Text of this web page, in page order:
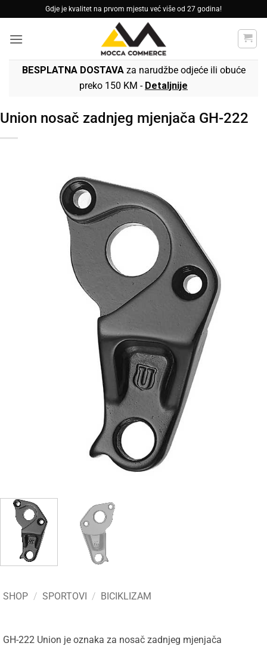
to
content
Gdje je kvalitet na prvom mjestu već više od 27 godina!
BESPLATNA DOSTAVAza narudžbe odjeće ili obuće
preko 150 KM - Detaljnije
Union nosač zadnjeg mjenjača GH-222
SHOP / SPORTOVI / BICIKLIZAM
GH-222 Union je oznaka za nosač zadnjeg mjenjača